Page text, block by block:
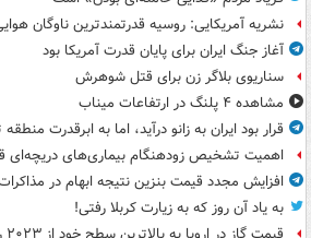
نشریه آمریکایی: روسیه قدرتمندترین ناوگان
آغاز جنگ ایران برای پایان قدرت آمریکا بود
سناریوی بلاگر زن برای قتل شوهرش
مشاهده ۴ پلنگ در ارتفاعات میناب
قرار بود ایران به زانو درآید، اما به ابرقدرت
اهمیت تشخیص زودهنگام بیماری‌های دریچه‌ای
افزایش مجدد قیمت بنزین نتیجه ابهام در
به یاد آن روز که به زیارت کربلا رفتی!